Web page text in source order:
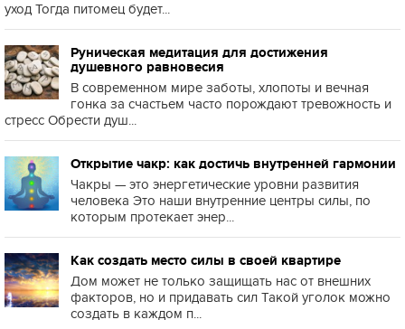
уход Тогда питомец будет...
Руническая медитация для достижения
душевного равновесия
В современном мире заботы, хлопоты и вечная
гонка за счастьем часто порождают тревожность и
стресс Обрести душ...
Открытие чакр: как достичь внутренней гармонии
Чакры — это энергетические уровни развития
человека Это наши внутренние центры силы, по
которым протекает энер...
Как создать место силы в своей квартире
Дом может не только защищать нас от внешних
факторов, но и придавать сил Такой уголок можно
создать в каждом п...